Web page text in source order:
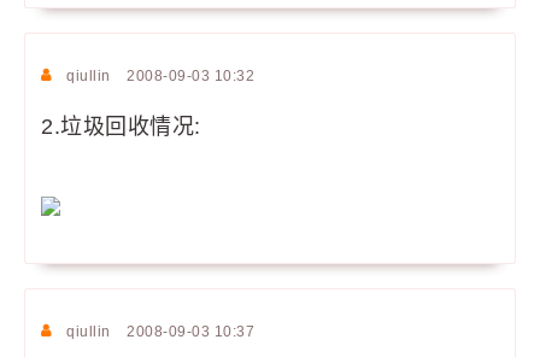
qiullin 2008-09-03 10:32
2.垃圾回收情况:
qiullin 2008-09-03 10:37